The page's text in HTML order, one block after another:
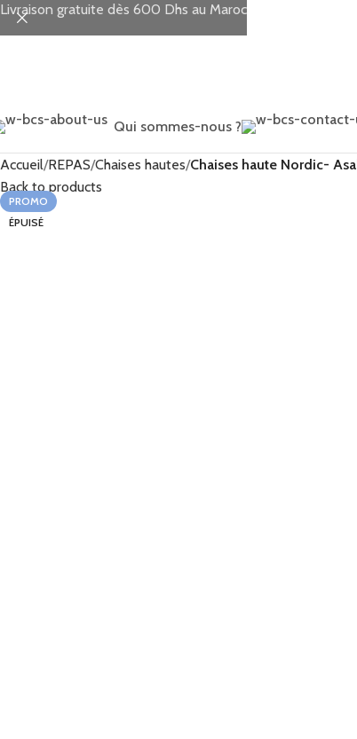
Qui sommes-nous ?
Accueil REPAS Chaises hautes Chaises haute Nordic-
Back to products
PROMO
ÉPUISÉ
Livraison gratuite dès 600 Dhs au Maroc